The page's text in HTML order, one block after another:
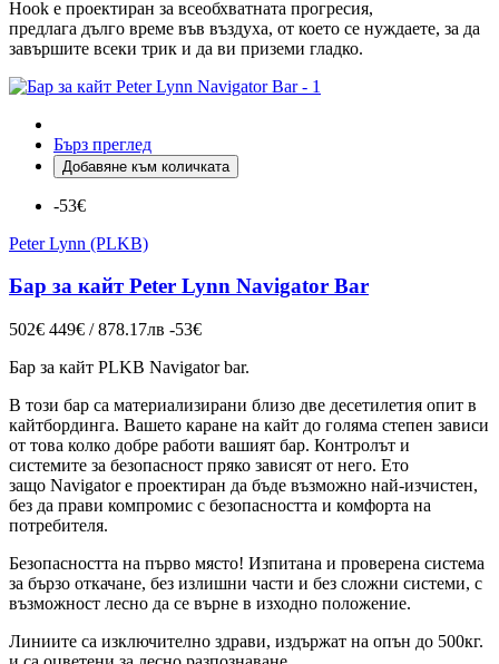
Hook е проектиран за всеобхватната прогресия,
предлага дълго време във въздуха, от което се нуждаете, за да
завършите всеки трик и да ви приземи гладко.
Бърз преглед
Добавяне към количката
-53€
Peter Lynn (PLKB)
Бар за кайт Peter Lynn Navigator Bar
502€ 449€ / 878.17лв -53€
Бар за кайт PLKB Navigatorbar.
В този бар са материализирани близо две десетилетия опит в
кайтбординга. Вашето каране на кайт до голяма степен зависи
от това колко добре работи вашият бар. Контролът и
системите за безопасност пряко зависят от него. Ето
защо Navigator е проектиран да бъде възможно най-изчистен,
без да прави компромис с безопасността и комфорта на
потребителя.
Безопасността на първо място! Изпитана и проверена система
за бързо откачане, без излишни части и без сложни системи, с
възможност лесно да се върне в изходно положение.
Линиите са изключително здрави, издържат на опън до 500кг.